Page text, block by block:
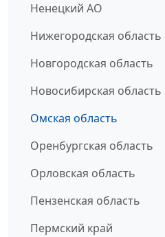
Ненецкий АО
Нижегородская область
Новгородская область
Новосибирская область
Омская область
Оренбургская область
Орловская область
Пензенская область
Пермский край